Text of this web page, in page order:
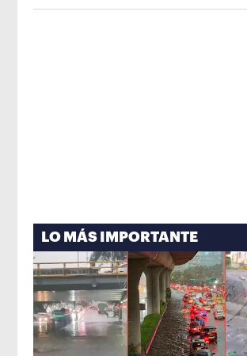
LO MÁS IMPORTANTE